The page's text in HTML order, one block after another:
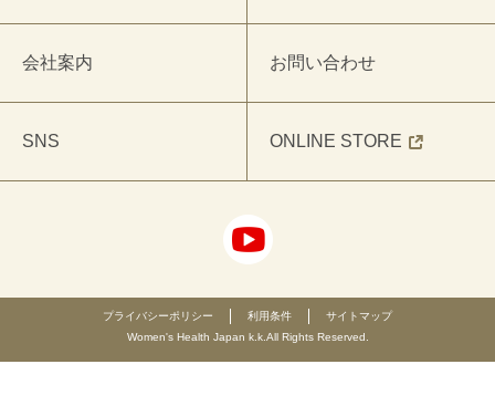
会社案内 お問い合わせ
SNS ONLINE STORE
プライバシーポリシー 利用条件
サイトマップ
Women's Health Japan k.k.All Rights Reserved.